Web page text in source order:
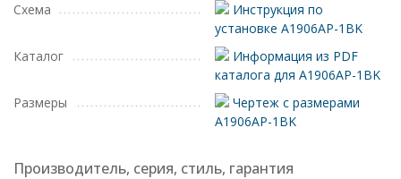
Схема
Инструкция по
установке A1906AP-1BK
Каталог
Информация из PDF
каталога для A1906AP-1BK
Размеры
Чертеж с размерами
A1906AP-1BK
Производитель, серия, стиль, гарантия